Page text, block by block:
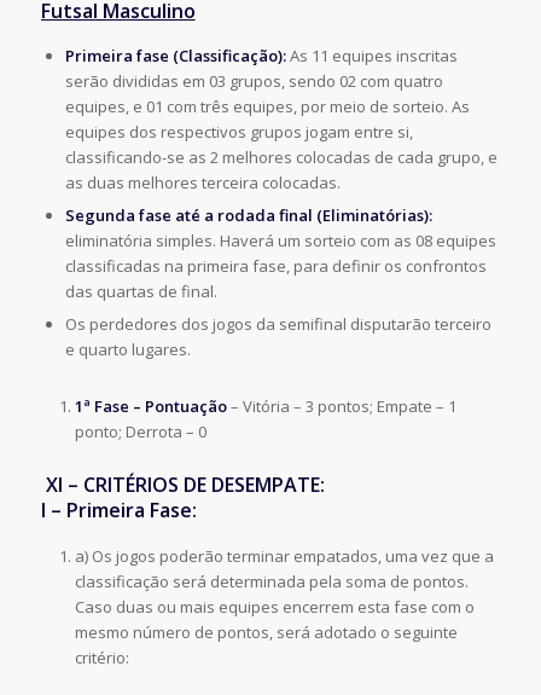
Futsal Masculino
Primeira fase (Classificação):As 11 equipes inscritas
serão divididas em 03 grupos, sendo 02 com quatro
equipes, e 01 com três equipes, por meio de sorteio. As
equipes dos respectivos grupos jogam entre si,
classificando-se as 2 melhores colocadas de cada grupo, e
as duas melhores terceira colocadas.
Segunda fase até a rodada final (Eliminatórias):
eliminatória simples. Haverá um sorteio com as 08 equipes
classificadas na primeira fase, para definir os confrontos
das quartas de final.
Os perdedores dos jogos da semifinal disputarão terceiro
e quarto lugares.
1ª Fase – Pontuação– Vitória – 3 pontos; Empate – 1
ponto; Derrota – 0
XI – CRITÉRIOS DE DESEMPATE:
I – Primeira Fase:
a) Os jogos poderão terminar empatados, uma vez que a
classificação será determinada pela soma de pontos.
Caso duas ou mais equipes encerrem esta fase com o
mesmo número de pontos, será adotado o seguinte
critério: